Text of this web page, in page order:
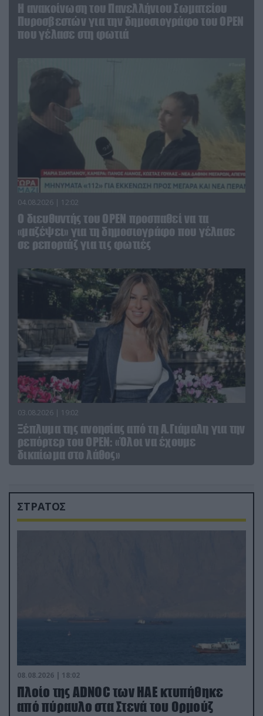
Η ανακοίνωση του Πανελλήνιου Σωματείου
Πυροσβεστών για την δημοσιογράφο του OPEN
που γέλασε στη φωτιά
04.08.2026 | 12:02
O διευθυντής του OPEN προσπαθεί να τα
«μαζέψει» για τη δημοσιογράφο που γέλασε
σε ρεπορτάζ για τις φωτιές
03.08.2026 | 19:02
Ξέπλυμα της ανοησίας από τη Α.Γιάμαλη για την
ρεπόρτερ του ΟΡΕΝ: «Όλοι να έχουμε
δικαίωμα στο λάθος»
ΣΤΡΑΤΟΣ
08.08.2026 | 18:02
Πλοίο της ADNOC των ΗΑΕ κτυπήθηκε
από πύραυλο στα Στενά του Ορμούζ